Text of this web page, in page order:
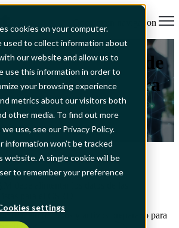
cookies on your computer.
used to collect information about
our website and allow us to
use this information in order to
your browsing experience
metrics about our visitors both
other media. To find out more
use, see our Privacy Policy.
information won’t be tracked
website. A single cookie will be
to remember your preference
settings
Open main navigation
a la inteligencia de
preparadas para
debe alimentar los datos de las
modelo de datos y activos preparado para